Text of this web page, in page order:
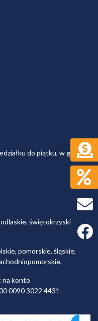
do piątku, w godz.
świętokrzyskie,
pomorskie, śląskie,
na konto
0090 3022 4431